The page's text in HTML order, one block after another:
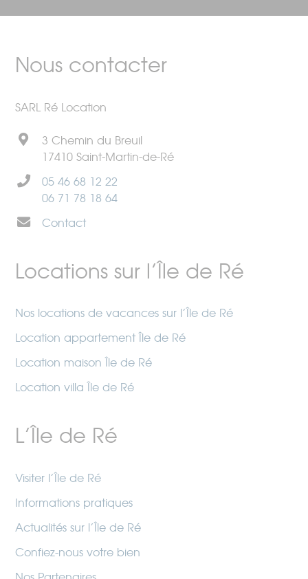
Nous contacter
SARL Ré Location
3 Chemin du Breuil
17410 Saint-Martin-de-Ré
05 46 68 12 22
06 71 78 18 64
Contact
Locations sur l’Île de Ré
Nos locations de vacances sur l’Île de Ré
Location appartement Île de Ré
Location maison Île de Ré
Location villa Île de Ré
L’Île de Ré
Visiter l’Île de Ré
Informations pratiques
Actualités sur l’Île de Ré
Confiez-nous votre bien